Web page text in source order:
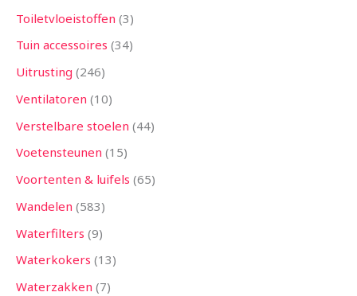
Toiletvloeistoffen 3
Tuin accessoires 34
Uitrusting 246
Ventilatoren 10
Verstelbare stoelen 44
Voetensteunen 15
Voortenten & luifels 65
Wandelen 583
Waterfilters 9
Waterkokers 13
Waterzakken 7